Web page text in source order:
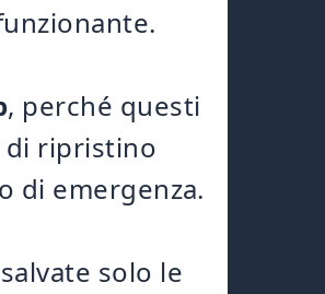
, perché questi
di ripristino
di emergenza.
solo le